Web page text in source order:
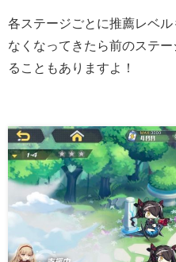
各ステージごとに推薦レベ
なくなってきたら前のステ
ることもありますよ！